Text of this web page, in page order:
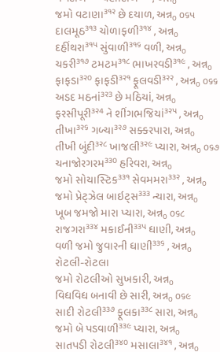
જમોવટાણા૩૧૨ છે દયાળ, અન્ન૦ ૦૬૫
દાલમૂઠ૩૧૩ ચોળાફળી૩૧૪ , અન્ન૦
દહીંથરા૩૧૫ સુંવાળી૩૧૬ વળી, અન્ન૦
ચકરી૩૧૭ ટમટમ૩૧૮ ભાખરવડી૩૧૯ , અન્ન૦
ફાફડા૩૨૦ ફાફડી૩૨૧ ફૂલવડી૩૨૨ , અન્ન૦ ૦૬૬
અડદ મઠનાં૩૨3 છે મઠિયાં, અન્ન૦
ફરસીપૂરી૩૨4 ને શીંગભજિયાં૩૨૫ , અન્ન૦
તીખા૩૨૬ ગળ્યા૩૨૭ સક્કરપારા, અન્ન૦
તીખી બુંદી૩૨૮ ખાજલી૩૨૯ પ્યારા, અન્ન૦ ૦૬૭
ચનાજોરગરમ૩૩૦ હરિવરા, અન્ન૦
જમોસોયાસ્ટિક૩૩૧ સેવમમરા૩૩૨ , અન્ન૦
જમોપ્રેટ્ઝેલ બાઇટ્સ૩૩૩ ન્યારા, અન્ન૦
ખૂબ જમજો મારા પ્યારા, અન્ન૦ ૦૬૮
રાજગરા૩૩૪ મકાઈની૩૩૫ ધાણી, અન્ન૦
વળી જમોજુવારની ધાણી૩૩૬ , અન્ન૦
રોટલી-રોટલા
જમો રોટલીઓ સુખકારી, અન્ન૦
વિધવિધ બનાવી છે સારી, અન્ન૦ ૦૬૯
સાદી રોટલી૩૩૭ ફૂલકા૩૩૮ સારા, અન્ન૦
જમો બે પડવાળી૩૩૯ પ્યારા, અન્ન૦
સાતપડી રોટલી૩૪૦ મસાલા૩૪૧ , અન્ન૦